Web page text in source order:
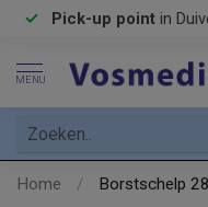
Pick-up point in
MENU
Home / Borstschelp